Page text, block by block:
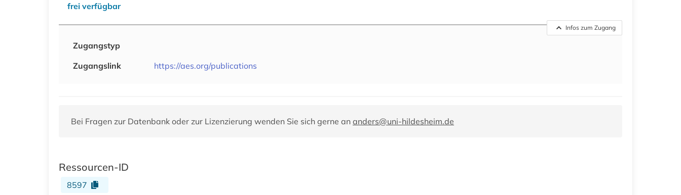
frei verfügbar
Infos zum Zugang
Zugangstyp
Zugangslink
https://aes.org/publications
Bei Fragen zur Datenbank oder zur Lizenzierung wenden Sie sich gerne an anders@uni-hildesheim.de
Ressourcen-ID
8597